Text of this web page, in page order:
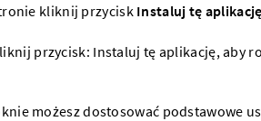
kliknij przyciskInstaluj tę aplikację
możesz dostosować podstawowe